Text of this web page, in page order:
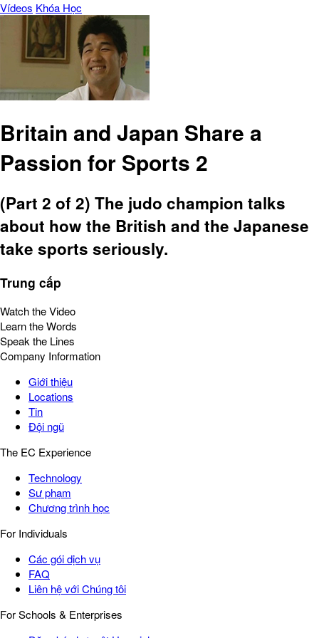
Vídeos Khóa Học
Britain and Japan Share a
Passion for Sports 2
(Part 2 of 2) The judo champion talks
about how the British and the Japanese
take sports seriously.
Trung cấp
Watch the Video
Learn the Words
Speak the Lines
Company Information
Giới thiệu
Locations
Tin
Đội ngũ
The EC Experience
Technology
Sư phạm
Chương trình học
For Individuals
Các gói dịch vụ
FAQ
Liên hệ với Chúng tôi
For Schools & Enterprises